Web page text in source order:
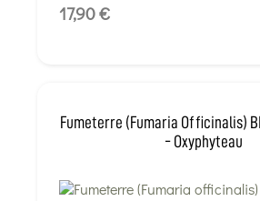
17,90 €
Fumeterre (Fumaria Officinalis)
- Oxyphyteau